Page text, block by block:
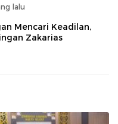
lalu
Mencari Keadilan,
Zakarias